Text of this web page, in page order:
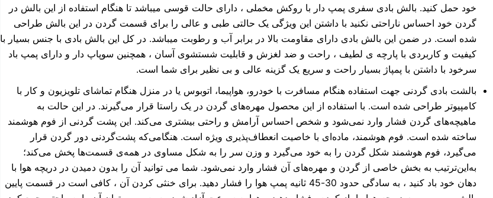
خود حمل کنید. بالش بادی سفری پمپ دار با روکش مخملی ، دارای حالت قوسی میباشد تا هنگام استفاده از این بالش در
گردن خود احساس ناراحتی نکنید با داشتن این ویژگی یک حالتی طبی و عالی را برای قسمت گردن در این بالش طراحی
شده است. در ضمن این بالش بادی دارای مقاومت بالا در برابر آب و رطوبت میباشد. در کل این بالش بادی با جنس بسیار با
کیفیت و کاربردی با پارچه ی لطیف ، راحت و ضد لغزش و قابلیت شستشوی آسان ، همچنین سوپاپ دار و دارای پمپ باد
سرخود با داشتن با پمپاژ بسیار راحت و سریع یک گزینه عالی و بی نظیر برای شما است.
بالشت بادی گردنی جهت استفاده هنگام مسافرت با خودرو، هواپیما، اتوبوس یا در منزل هنگام تماشای تلویزیون و کار با
کامپیوتر طراحی شده است. با استفاده از این محصول مهره‌های گردن در یک راستا قرار می‌گیرند. در این حالت به
ماهیچه‌های گردن فشار وارد نمی‌شود و شخص احساس آرامش و راحتی بیشتری می‌کند. این پشت گردنی از فوم هوشمند
ساخته شده است. فوم هوشمند، ماده‌ای با خاصیت انعطاف‌پذیری ویژه است. هنگامی‌که پشت‌گردنی دور گردن قرار
می‌گیرد، فوم هوشمند شکل گردن را به خود می‌گیرد و وزن سر را به شکل مساوی در همه‌ی قسمت‌ها پخش می‌کند؛
به‌این‌ترتیب به بخش خاصی از گردن و مهره‌های آن فشار وارد نمی‌شود. شما می توانید آن را بدون دمیدن در دریچه هوا با
دهان خود باد کنید ، به سادگی حدود 30-45 ثانیه پمپ هوا را فشار دهید. برای خنثی کردن آن ، کافی است در قسمت پایین